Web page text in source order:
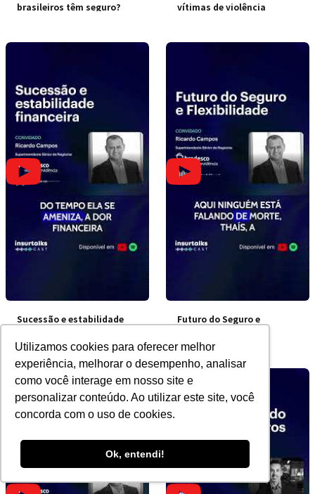
Utilizamos cookies para oferecer melhor
experiência, melhorar o desempenho, analisar
como você interage em nosso site e
personalizar conteúdo. Ao utilizar este site, você
concorda com o uso de cookies.
Ok, entendi!
brasileiros têm seguro?
vítimas de violência
Sucessão e estabilidade
Futuro do Seguro e